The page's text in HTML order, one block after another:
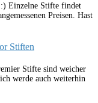
Einzelne Stifte findet
Preisen. Hast
Stiften
Stifte sind weicher
werde auch weiterhin